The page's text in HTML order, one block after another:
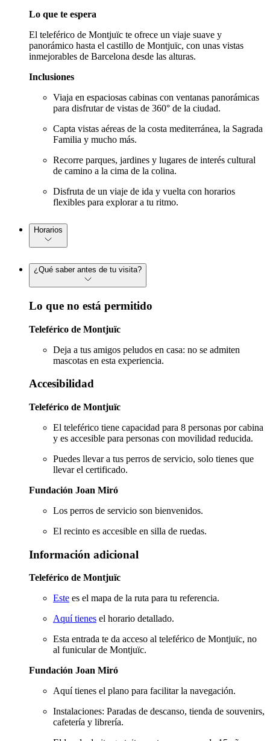
Lo que te espera
El teleférico de Montjuïc te ofrece un viaje suave y
panorámico hasta el castillo de Montjuïc, con unas vistas
inmejorables de Barcelona desde las alturas.
Inclusiones
Viaja en espaciosas cabinas con ventanas panorámicas
para disfrutar de vistas de 360° de la ciudad.
Capta vistas aéreas de la costa mediterránea, la Sagrada
Familia y mucho más.
Recorre parques, jardines y lugares de interés cultural
de camino a la cima de la colina.
Disfruta de un viaje de ida y vuelta con horarios
flexibles para explorar a tu ritmo.
Horarios
¿Qué saber antes de tu visita?
Lo que no está permitido
Teleférico de Montjuïc
Deja a tus amigos peludos en casa: no se admiten
mascotas en esta experiencia.
Accesibilidad
Teleférico de Montjuïc
El teleférico tiene capacidad para 8 personas por cabina
y es accesible para personas con movilidad reducida.
Puedes llevar a tus perros de servicio, solo tienes que
llevar el certificado.
Fundación Joan Miró
Los perros de servicio son bienvenidos.
El recinto es accesible en silla de ruedas.
Información adicional
Teleférico de Montjuïc
Este es el mapa de la ruta para tu referencia.
Aquí tienes el horario detallado.
Esta entrada te da acceso al teleférico de Montjuïc, no
al funicular de Montjuïc.
Fundación Joan Miró
Aquí tienes el plano para facilitar la navegación.
Instalaciones: Paradas de descanso, tienda de souvenirs,
cafetería y librería.